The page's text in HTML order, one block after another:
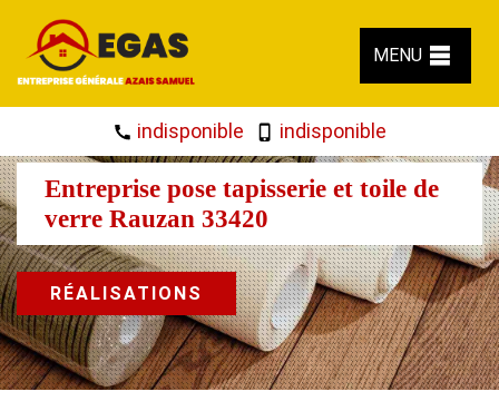
MENU
indisponible indisponible
Entreprise pose tapisserie et toile de
verre Rauzan 33420
RÉALISATIONS